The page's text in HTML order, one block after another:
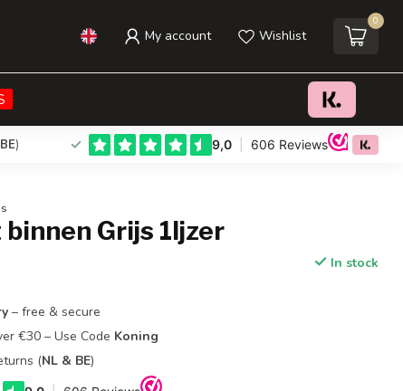
My account Wishlist
0
)
Add to cart
Grijs 1Ijzer
In stock
– free & secure
€30 – Use Code Koning
(NL & BE)